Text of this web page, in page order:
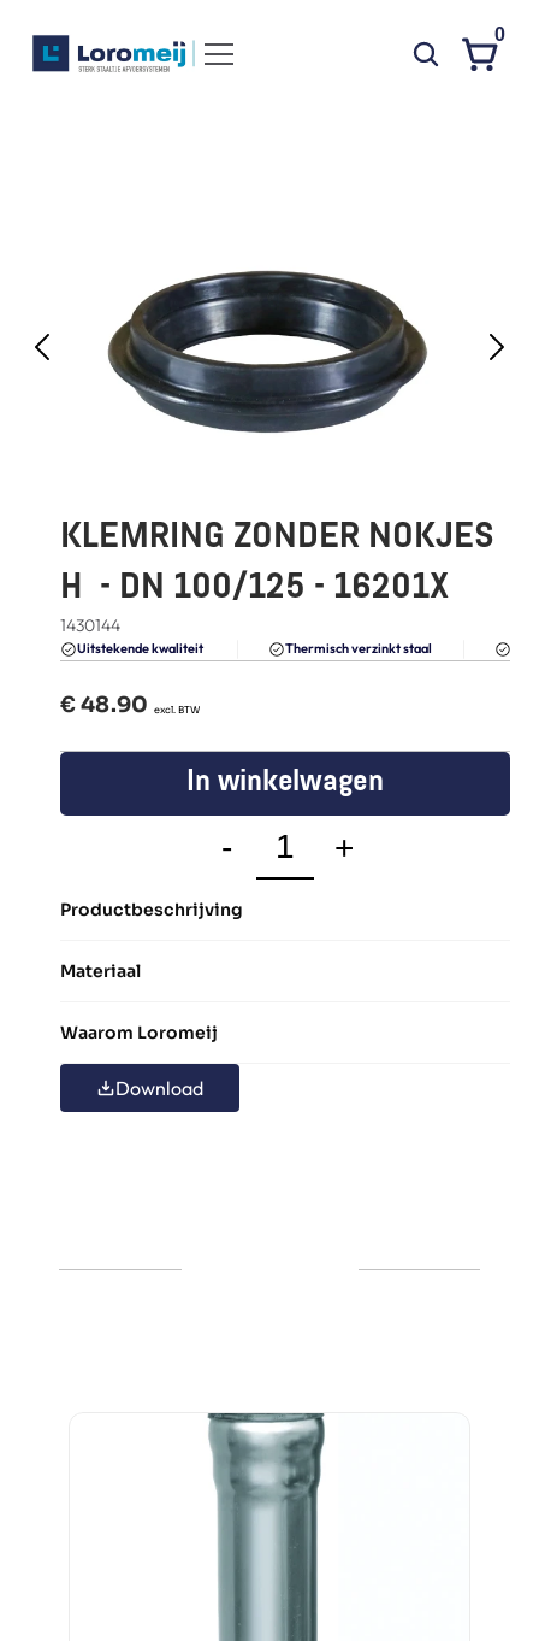
Poedercoaten
Over ons
Waarom Loromeij
FAQ
Blogs
0
KLEMRING ZONDER NOKJES
H  - DN 100/125 - 16201X
1430144
Uitstekende kwaliteit Thermisch verzinkt staal
€ 48.90
  excl. BTW
In winkelwagen
- +
Productbeschrijving
Materiaal
Waarom Loromeij
Download